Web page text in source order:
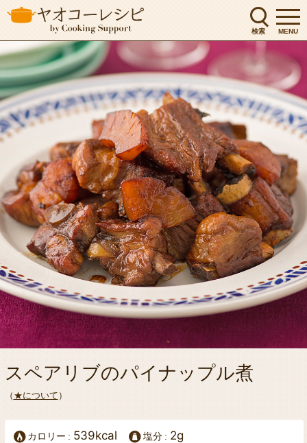
検索 MENU
スペアリブのパイナップル煮
（ ★について ）
カロリー 539kcal 塩分 2g